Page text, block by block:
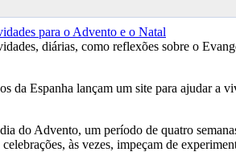
diárias, como reflexões sobre o
da Espanha lançam um site para ajudar a
do Advento, um período de quatro
às vezes, impeçam de